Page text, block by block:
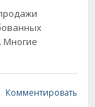
Многие
Комментировать